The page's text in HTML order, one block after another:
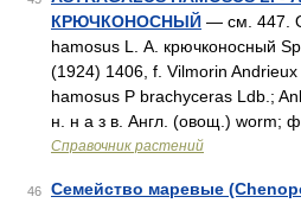
КРЮЧКОНОСНЫЙ — см. 447.
hamosus L. А. крючконосный
(1924) 1406, f. Vilmorin
hamosus P brachyceras Ldb.;
н. н а з в. Англ. (овощ.) worm;
Справочник растений
46 Семейство маревые